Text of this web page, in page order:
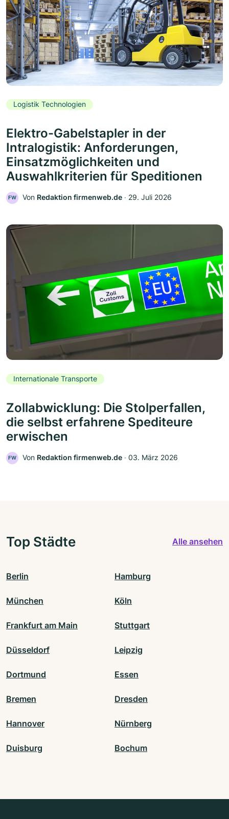
Logistik Technologien
Elektro-Gabelstapler in der
Intralogistik: Anforderungen,
Einsatzmöglichkeiten und
Auswahlkriterien für Speditionen
FW Von Redaktion firmenweb.de ‧ 29. Juli 2026
Internationale Transporte
Zollabwicklung: Die Stolperfallen,
die selbst erfahrene Spediteure
erwischen
FW Von Redaktion firmenweb.de ‧ 03. März 2026
Top Städte Alle ansehen
Berlin Hamburg
München Köln
Frankfurt am Main Stuttgart
Düsseldorf Leipzig
Dortmund Essen
Bremen Dresden
Hannover Nürnberg
Duisburg Bochum